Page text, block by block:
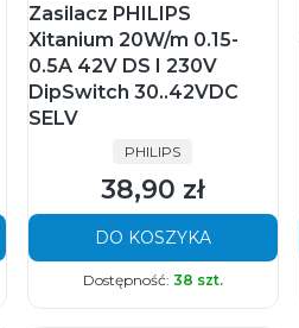
Zasilacz PHILIPS
Xitanium 20W/m 0.15-
0.5A 42V DS I 230V
DipSwitch 30..42VDC
SELV
PRODUCENT
PHILIPS
Cena
38,90 zł
DO KOSZYKA
Dostępność: 38 szt.